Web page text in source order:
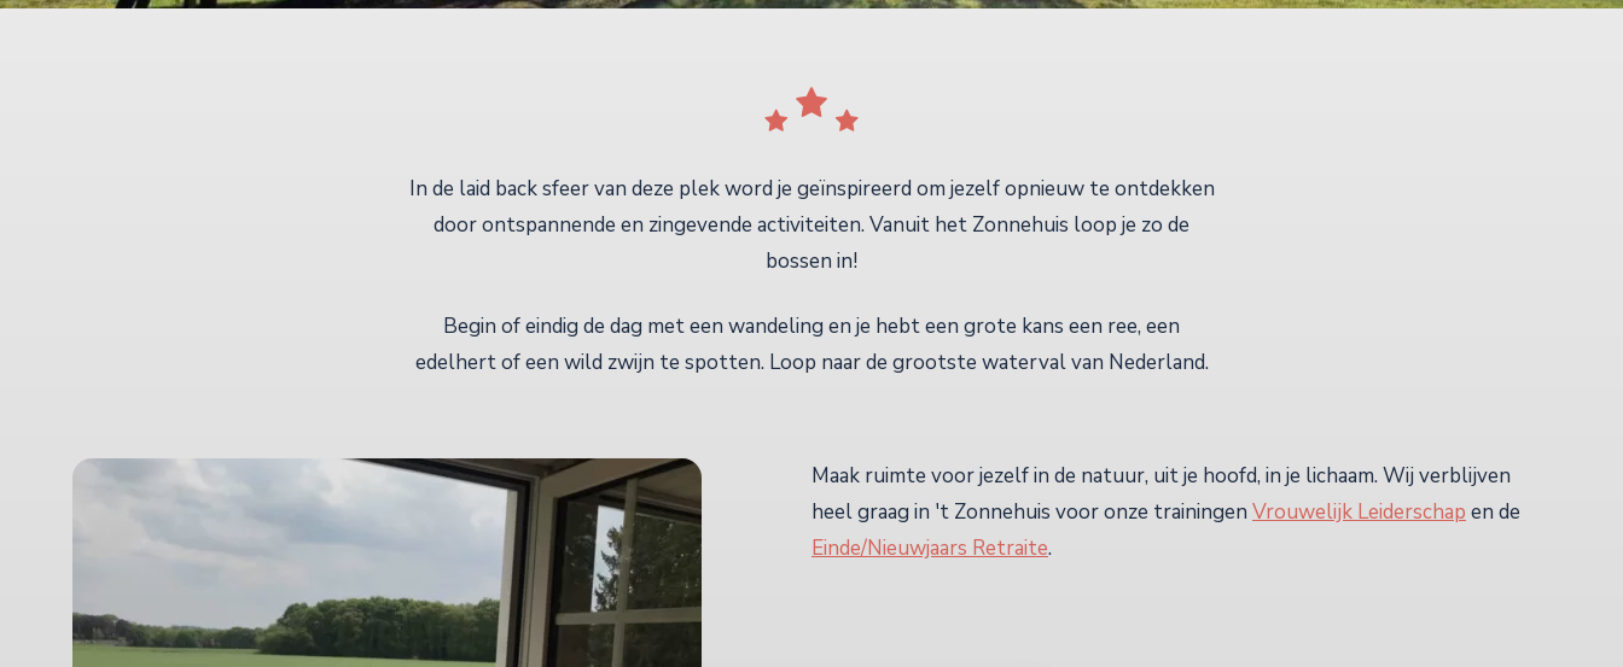
In de laid back sfeer van deze plek word je geïnspireerd om jezelf opnieuw te ontdekken
door ontspannende en zingevende activiteiten. Vanuit het Zonnehuis loop je zo de
bossen in!
Begin of eindig de dag met een wandeling en je hebt een grote kans een ree, een
edelhert of een wild zwijn te spotten. Loop naar de grootste waterval van Nederland.
Maak ruimte voor jezelf in de natuur, uit je hoofd, in je lichaam. Wij verblijven
heel graag in 't Zonnehuis voor onze trainingen Vrouwelijk Leiderschap en de
Einde/Nieuwjaars Retraite.